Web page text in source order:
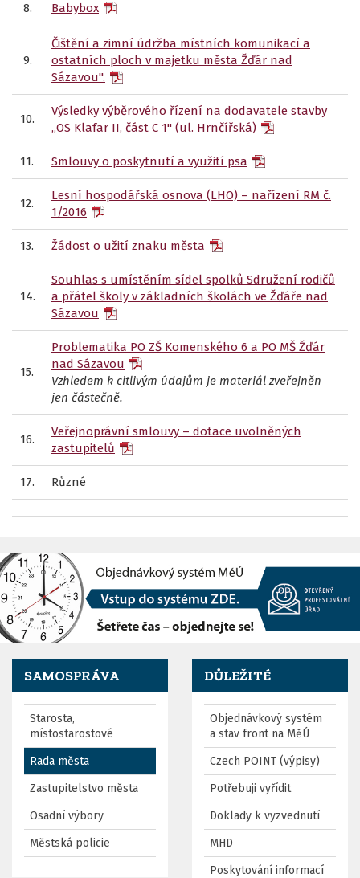
8. Babybox
9.
Čištění a zimní údržba místních komunikací a
ostatních ploch v majetku města Žďár nad
Sázavou".
10.
Výsledky výběrového řízení na dodavatele stavby
„OS Klafar II, část C 1" (ul. Hrnčířská)
11. Smlouvy o poskytnutí a využití psa
12.
Lesní hospodářská osnova (LHO) – nařízení RM č.
1/2016
13. Žádost o užití znaku města
14.
Souhlas s umístěním sídel spolků Sdružení rodičů
a přátel školy v základních školách ve Žďáře nad
Sázavou
15.
Problematika PO ZŠ Komenského 6 a PO MŠ Žďár
nad Sázavou
Vzhledem k citlivým údajům je materiál zveřejněn
jen částečně.
16.
Veřejnoprávní smlouvy – dotace uvolněných
zastupitelů
17. Různé
SAMOSPRÁVA
Starosta,
místostarostové
Rada města
Zastupitelstvo města
Osadní výbory
Městská policie
DŮLEŽITÉ
Objednávkový systém
a stav front na MěÚ
Czech POINT (výpisy)
Potřebuji vyřídit
Doklady k vyzvednutí
MHD
Poskytování informací